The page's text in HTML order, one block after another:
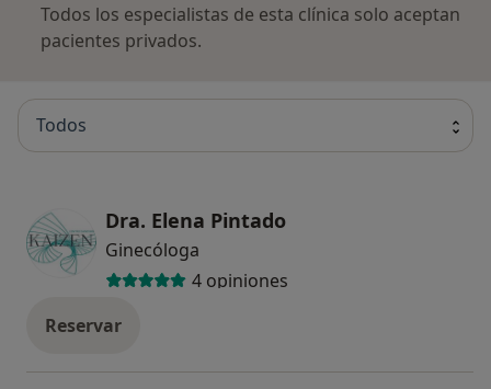
Todos los especialistas de esta clínica solo aceptan
pacientes privados.
Todos
Dra. Elena Pintado
Ginecóloga
4 opiniones
Reservar